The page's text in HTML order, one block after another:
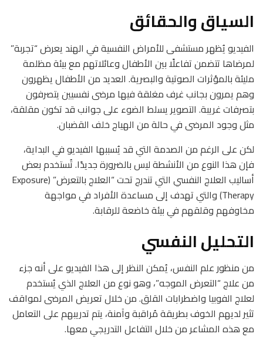
السياق والحقائق
الفيديو يُظهر مستشفى للأمراض النفسية في الهند يعرض “تجربة”
لمرضاها تتضمن تفاعلًا بين الأطفال وعائلاتهم مع بيئة مظلمة
مليئة بالمؤثرات الصوتية والبصرية. العديد من الأطفال يظهرون
وهم يمرون بجانب غرف مغلقة فيها مرضى نفسيين يتصرفون
بتصرفات غريبة. التصوير يسلط الضوء على جوانب قد تكون مقلقة،
مثل وجود المرضى في حالة من الهياج خلف القضبان.
لكن على الرغم من الصدمة التي قد يُسببها الفيديو في البداية،
فإن هذا النوع من الأنشطة ليس بالضرورة جديدًا. تُستخدم بعض
أساليب العلاج النفسي التي تندرج تحت “العلاج بالتعرض” (Exposure
Therapy) والتي تهدف إلى مساعدة الأفراد في مواجهة
مخاوفهم وقلقهم في بيئة خاضعة للرقابة.
التحليل النفسي
من منظور علم النفس، يُمكن النظر إلى هذا الفيديو على أنه جزء
من علاج “التعرض الموجه”، وهو نوع من العلاج الذي يُستخدم
لعلاج الفوبيا واضطرابات القلق. من خلال تعريض المرضى لمواقف
تثير لديهم الخوف بطريقة مُراقبة وآمنة، يتم تدريبهم على التعامل
مع هذه المشاعر من خلال التفاعل التدريجي معها.